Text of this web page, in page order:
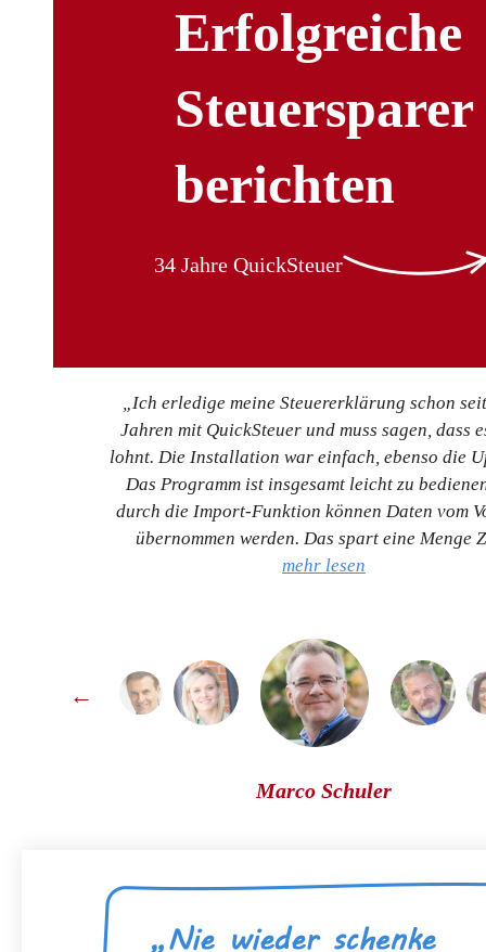
Erfolgreiche
Steuersparer
berichten
34 Jahre QuickSteuer
„Ich erledige meine Steuererklärung schon
Jahren mit QuickSteuer und muss sagen, dass
lohnt. Die Installation war einfach, ebenso die
Das Programm ist insgesamt leicht zu
durch die Import-Funktion können Daten vom
übernommen werden. Das spart eine Menge
mehr lesen
←
Marco Schuler